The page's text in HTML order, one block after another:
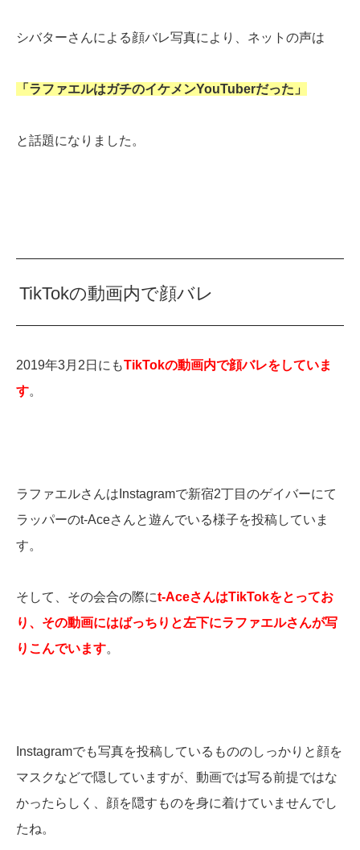
シバターさんによる顔バレ写真により、ネットの声は
「ラファエルはガチのイケメンYouTuberだった」
と話題になりました。
TikTokの動画内で顔バレ
2019年3月2日にもTikTokの動画内で顔バレをしていま
す。
ラファエルさんはInstagramで新宿2丁目のゲイバーにて
ラッパーのt-Aceさんと遊んでいる様子を投稿していま
す。
そして、その会合の際にt-AceさんはTikTokをとってお
り、その動画にはばっちりと左下にラファエルさんが写
りこんでいます。
Instagramでも写真を投稿しているもののしっかりと顔を
マスクなどで隠していますが、動画では写る前提ではな
かったらしく、顔を隠すものを身に着けていませんでし
たね。